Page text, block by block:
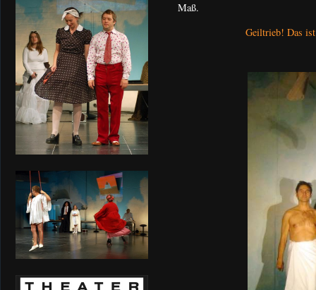
Maß.
Geiltrieb! Das